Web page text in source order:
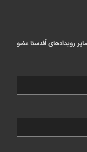
رویدادهای اَفدستا عضو